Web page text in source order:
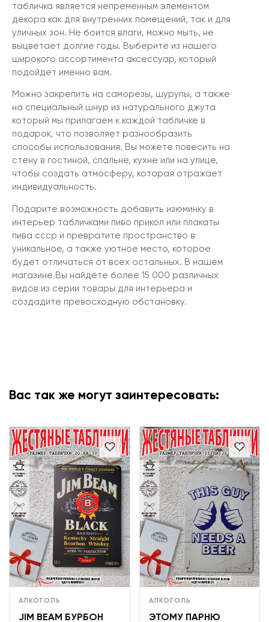
табличка является непременным элементом
декора как для внутренних помещений, так и для
уличных зон. Не боится влаги, можно мыть, не
выцветает долгие годы. Выберите из нашего
широкого ассортимента аксессуар, который
подойдет именно вам.
Можно закрепить на саморезы, шурупы, а также
на специальный шнур из натурального джута
который мы прилагаем к каждой табличке в
подарок, что позволяет разнообразить
способы использования. Вы можете повесить на
стену в гостиной, спальне, кухне или на улице,
чтобы создать атмосферу, которая отражает
индивидуальность.
Подарите возможность добавить изюминку в
интерьер табличками пиво прикол или плакаты
пива ссср и превратите пространство в
уникальное, а также уютное место, которое
будет отличаться от всех остальных. В нашем
магазине Вы найдёте более 15 000 различных
видов из серии товары для интерьера и
создадите превосходную обстановку.
Вас так же могут заинтересовать:
АЛКОГОЛЬ
JIM BEAM БУРБОН
АЛКОГОЛЬ
ЭТОМУ ПАРНЮ